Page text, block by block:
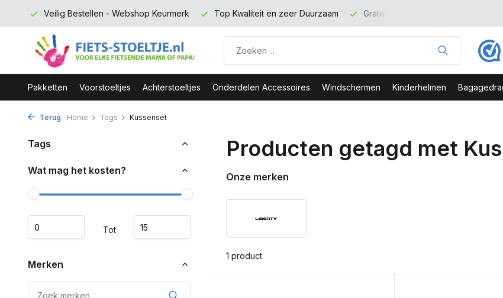
Veilig Bestellen - Webshop Keurmerk Top Kwaliteit en zeer Duurzaam Gratis verzending binnen NL vanaf
Pakketten Voorstoeltjes Achterstoeltjes Onderdelen Accessoires Windschermen Kinderhelmen
Terug Home Tags Kussenset
Tags
Wat mag het kosten?
Tot
Merken
Producten getagd met
Onze merken
1 product